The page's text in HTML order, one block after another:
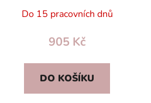
Volant auta 14 prvků
Do 15 pracovních dnů
905 Kč
DO KOŠÍKU